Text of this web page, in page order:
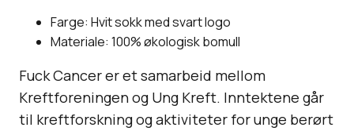
Farge: Hvit sokk med svart logo
Materiale: 100% økologisk bomull
Fuck Cancer er et samarbeid mellom
Kreftforeningen og Ung Kreft. Inntektene går
til kreftforskning og aktiviteter for unge berørt